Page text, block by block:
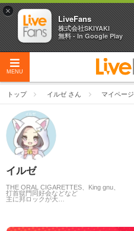
MENU
トップ イルゼ さん マイページ
イルゼ
THE ORAL CIGARETTES、King gnu、
打首獄門同好会などなど
主に邦ロックが大 …
×
LiveFans
株式会社SKIYAKI
無料 - In Google Play